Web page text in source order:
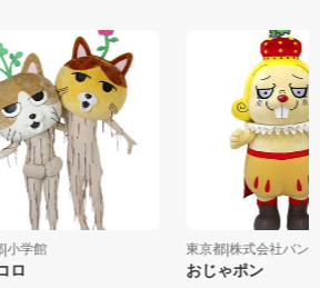
|小学館
ロ
東京都|株式会社バ
おじゃポン